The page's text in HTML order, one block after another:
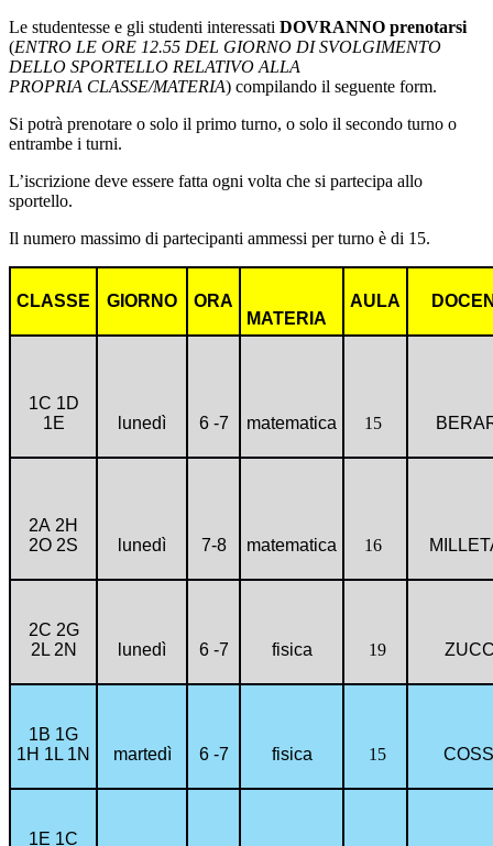
Le studentesse e gli studenti interessati DOVRANNO prenotarsi
(ENTRO LE ORE 12.55 DEL GIORNO DI SVOLGIMENTO
DELLO SPORTELLO RELATIVO ALLA
PROPRIA CLASSE/MATERIA) compilando il seguente form.
Si potrà prenotare o solo il primo turno, o solo il secondo turno o
entrambe i turni.
L’iscrizione deve essere fatta ogni volta che si partecipa allo
sportello.
Il numero massimo di partecipanti ammessi per turno è di 15.
CLASSE GIORNO
ORA
MATERIA
AULA
1C 1D
1E
lunedì 6 -7 matematica 15
2A 2H
2O 2S
lunedì 7-8 matematica 16
2C 2G
2L 2N
lunedì 6 -7 fisica 19
1B 1G
1H 1L 1N
martedì 6 -7 fisica 15
1E 1C